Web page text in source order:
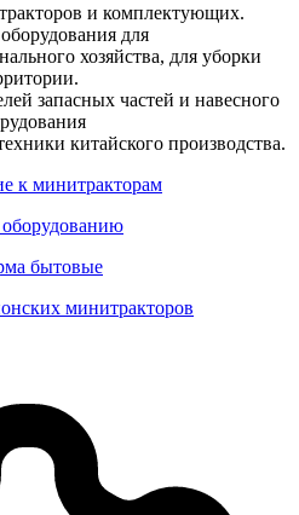
и комплектующих.
для
хозяйства, для уборки
запасных частей и навесного
китайского производства.
к минитракторам
оборудованию
бытовые
минитракторов